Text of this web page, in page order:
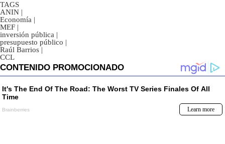
TAGS
ANIN |
Economía |
MEF |
inversión pública |
presupuesto público |
Raúl Barrios |
CCL